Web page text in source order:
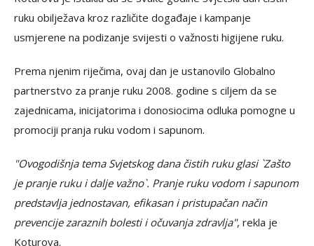
ruku obilježava kroz različite događaje i kampanje
usmjerene na podizanje svijesti o važnosti higijene ruku.
Prema njenim riječima, ovaj dan je ustanovilo Globalno
partnerstvo za pranje ruku 2008. godine s ciljem da se
zajednicama, inicijatorima i donosiocima odluka pomogne u
promociji pranja ruku vodom i sapunom.
"Ovogodišnja tema Svjetskog dana čistih ruku glasi `Zašto
je pranje ruku i dalje važno`. Pranje ruku vodom i sapunom
predstavlja jednostavan, efikasan i pristupačan način
prevencije zaraznih bolesti i očuvanja zdravlja", rekla je
Koturova.